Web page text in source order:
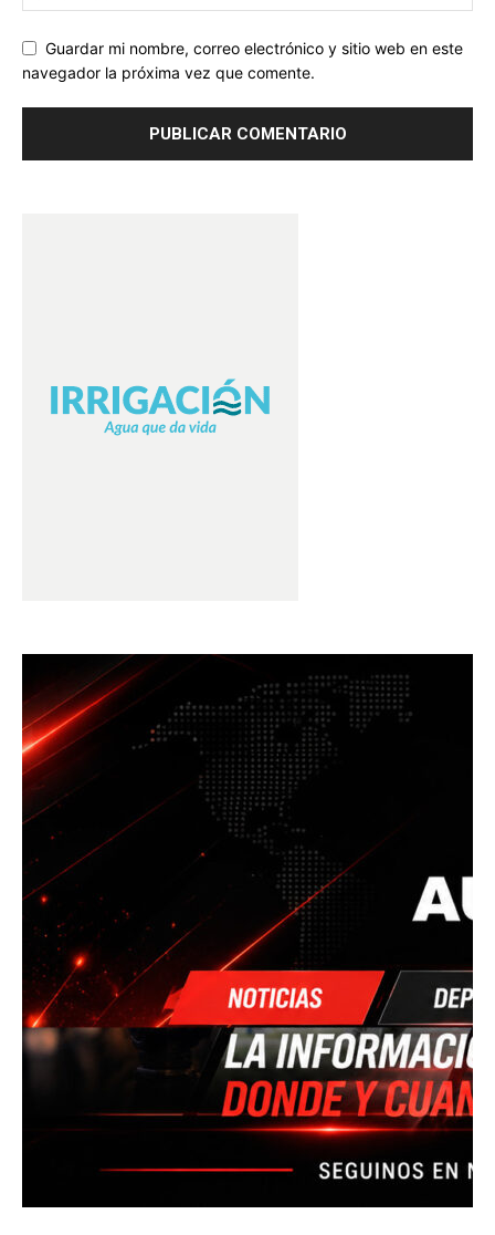
Guardar mi nombre, correo electrónico y sitio web en este
navegador la próxima vez que comente.